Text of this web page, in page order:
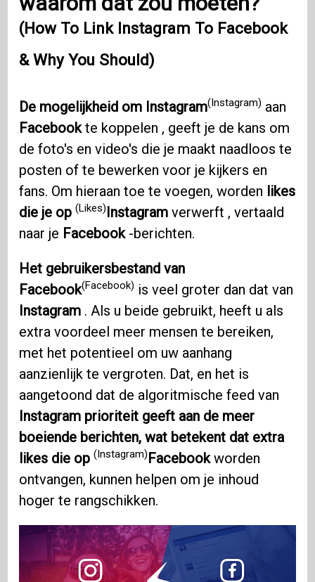
(How To Link Instagram To Facebook
& Why You Should)
De mogelijkheid om Instagram(Instagram) aan
Facebookte koppelen , geeft je de kans om
de foto's en video's die je maakt naadloos te
posten of te bewerken voor je kijkers en
fans. Om hieraan toe te voegen, worden likes
die je op(Likes)Instagram verwerft , vertaald
naar je Facebook-berichten.
Het gebruikersbestand van
Facebook(Facebook) is veel groter dan dat van
Instagram . Als u beide gebruikt, heeft u als
extra voordeel meer mensen te bereiken,
met het potentieel om uw aanhang
aanzienlijk te vergroten. Dat, en het is
aangetoond dat de algoritmische feed van
Instagram prioriteit geeft aan de meer
boeiende berichten, wat betekent dat extra
likes die op(Instagram)Facebookworden
ontvangen, kunnen helpen om je inhoud
hoger te rangschikken.